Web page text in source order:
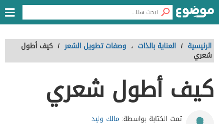
الرئيسية / العناية بالذات ، وصفات تطويل الشعر / كيف أطول
شعري
كيف أطول شعري
تمت الكتابة بواسطة: مالك وليد